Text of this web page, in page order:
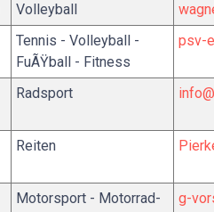
Volleyball
Tennis - Volleyball -
FuÃŸball - Fitness
psv-
Radsport
Reiten
Motorsport - Motorrad-
g-